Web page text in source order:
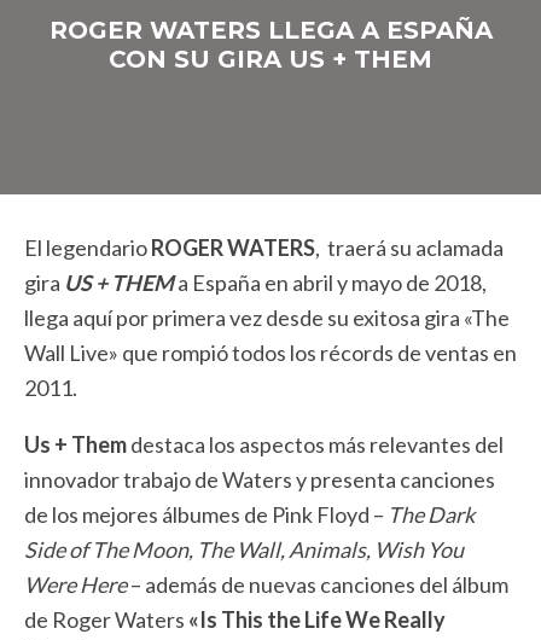
ROGER WATERS LLEGA A ESPAÑA
CON SU GIRA US + THEM
El legendarioROGER WATERS, traerá su aclamada
gira US + THEMa España en abril y mayo de 2018,
llega aquí por primera vez desde su exitosa gira «The
Wall Live» que rompió todos los récords de ventas en
2011.
Us + Themdestaca los aspectos más relevantes del
innovador trabajo de Waters y presenta canciones
de los mejores álbumes de Pink Floyd – The Dark
Side of The Moon, The Wall, Animals, Wish You
Were Here– además de nuevas canciones del álbum
de Roger Waters «Is This the Life We Really